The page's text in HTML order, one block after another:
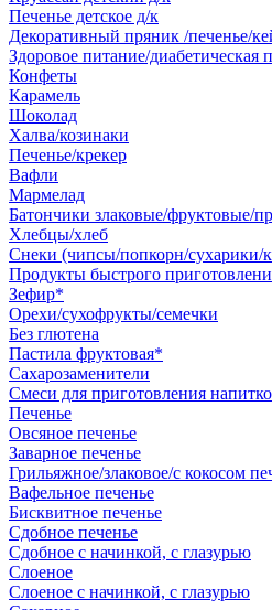
Печенье детское д/к
Декоративный пряник /печенье/
Здоровое питание/диабетическая
Конфеты
Карамель
Шоколад
Халва/козинаки
Печенье/крекер
Вафли
Мармелад
Батончики злаковые/фруктовые/
Хлебцы/хлеб
Снеки (чипсы/попкорн/сухарики/
Продукты быстрого
Зефир*
Орехи/сухофрукты/семечки
Без глютена
Пастила фруктовая*
Сахарозаменители
Смеси для приготовления
Печенье
Овсяное печенье
Заварное печенье
Грильяжное/злаковое/с кокосом
Вафельное печенье
Бисквитное печенье
Сдобное печенье
Сдобное с начинкой, с глазурью
Слоеное
Слоеное с начинкой, с глазурью